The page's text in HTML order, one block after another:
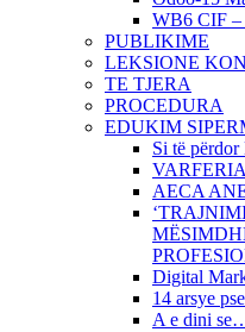
WB6 CIF –
PUBLIKIME
LEKSIONE
TE TJERA
PROCEDURA
EDUKIM
Si të
AECA
Digital
14 arsye
A e dini